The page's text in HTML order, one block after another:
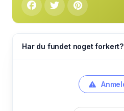
Har du fundet noget forkert?